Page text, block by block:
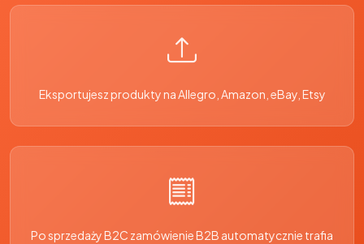
Eksportujesz produkty na Allegro, Amazon, eBay, Etsy
Po sprzedaży B2C zamówienie B2B automatycznie trafia